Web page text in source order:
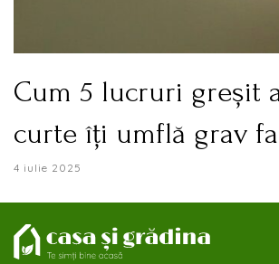
Cum 5 lucruri greșit
curte îți umflă grav
4 iulie 2025